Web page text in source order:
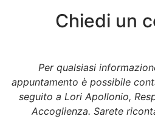
Chiedi un
Per qualsiasi
appuntamento è possibile
seguito a Lori Apollonio,
Accoglienza. Sarete